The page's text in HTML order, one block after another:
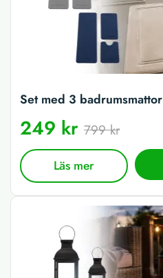
Set med 3 badrumsmattor
249 kr 799 kr
Läs mer